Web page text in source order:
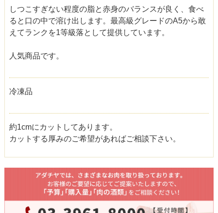
しつこすぎない程度の脂と赤身のバランスが良く、食べ
ると口の中で溶け出します。最高級グレードのA5から敢
えてランクを1等級落として提供しています。
人気商品です。
冷凍品
約1cmにカットしてあります。
カットする厚みのご希望があればご相談下さい。